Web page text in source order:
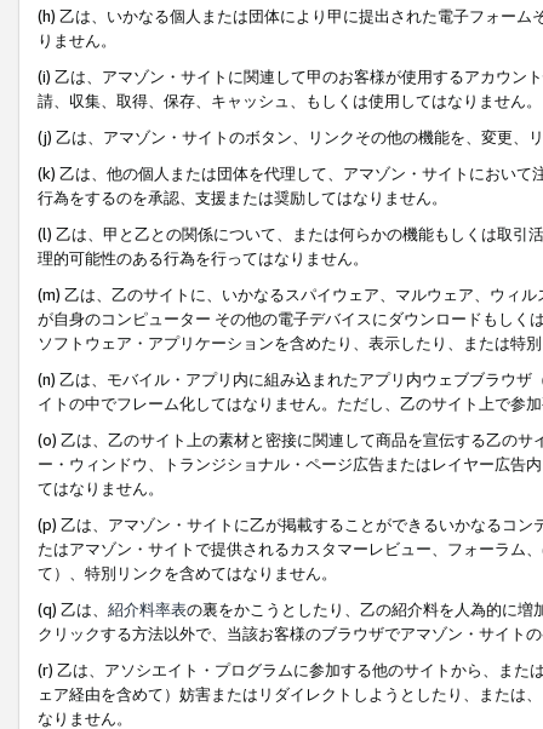
(h) 乙は、いかなる個人または団体により甲に提出された電子フォー
りません。
(i) 乙は、アマゾン・サイトに関連して甲のお客様が使用するアカウン
請、収集、取得、保存、キャッシュ、もしくは使用してはなりません。
(j) 乙は、アマゾン・サイトのボタン、リンクその他の機能を、変更、
(k) 乙は、他の個人または団体を代理して、アマゾン・サイトにおい
行為をするのを承認、支援または奨励してはなりません。
(l) 乙は、甲と乙との関係について、または何らかの機能もしくは取
理的可能性のある行為を行ってはなりません。
(m) 乙は、乙のサイトに、いかなるスパイウェア、マルウェア、ウィ
が自身のコンピューター その他の電子デバイスにダウンロードもし
ソフトウェア・アプリケーションを含めたり、表示したり、または特
(n) 乙は、モバイル・アプリ内に組み込まれたアプリ内ウェブブラウ
イトの中でフレーム化してはなりません。ただし、乙のサイト上で参
(o) 乙は、乙のサイト上の素材と密接に関連して商品を宣伝する乙の
ー・ウィンドウ、トランジショナル・ページ広告またはレイヤー広告
てはなりません。
(p) 乙は、アマゾン・サイトに乙が掲載することができるいかなるコ
たはアマゾン・サイトで提供されるカスタマーレビュー、フォーラム
て）、特別リンクを含めてはなりません。
(q) 乙は、 紹介料率表の裏をかこうとしたり、乙の紹介料を人為的に
クリックする方法以外で、当該お客様のブラウザでアマゾン・サイト
(r) 乙は、アソシエイト・プログラムに参加する他のサイトから、ま
ェア経由を含めて）妨害またはリダイレクトしようとしたり、または
なりません。